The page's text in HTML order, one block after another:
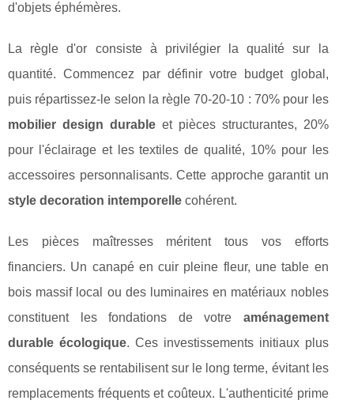
d'objets éphémères.
La règle d'or consiste à privilégier la qualité sur la
quantité. Commencez par définir votre budget global,
puis répartissez-le selon la règle 70-20-10 : 70% pour les
mobilier design durableet pièces structurantes, 20%
pour l'éclairage et les textiles de qualité, 10% pour les
accessoires personnalisants. Cette approche garantit un
style decoration intemporelle cohérent.
Les pièces maîtresses méritent tous vos efforts
financiers. Un canapé en cuir pleine fleur, une table en
bois massif local ou des luminaires en matériaux nobles
constituent les fondations de votre aménagement
durable écologique. Ces investissements initiaux plus
conséquents se rentabilisent sur le long terme, évitant les
remplacements fréquents et coûteux. L'authenticité prime